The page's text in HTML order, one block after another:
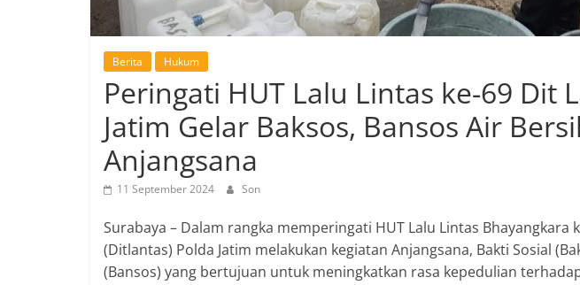
Berita Hukum
Peringati HUT Lalu Lintas ke-69 Dit
Jatim Gelar Baksos, Bansos Air
Anjangsana
11 September 2024 Son
Surabaya – Dalam rangka memperingati HUT Lalu Lintas Bhayangkara
(Ditlantas) Polda Jatim melakukan kegiatan Anjangsana, Bakti Sosial
(Bansos) yang bertujuan untuk meningkatkan rasa kepedulian